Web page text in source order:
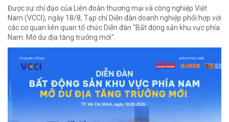
Được sự chỉ đạo của Liên đoàn thương mại và công nghiệp Việt
Nam (VCCI), ngày 18/8, Tạp chí Diễn đàn doanh nghiệp phối hợp với
các cơ quan liên quan tổ chức Diễn đàn "Bất động sản khu vực phía
Nam: Mở dư địa tăng trưởng mới".